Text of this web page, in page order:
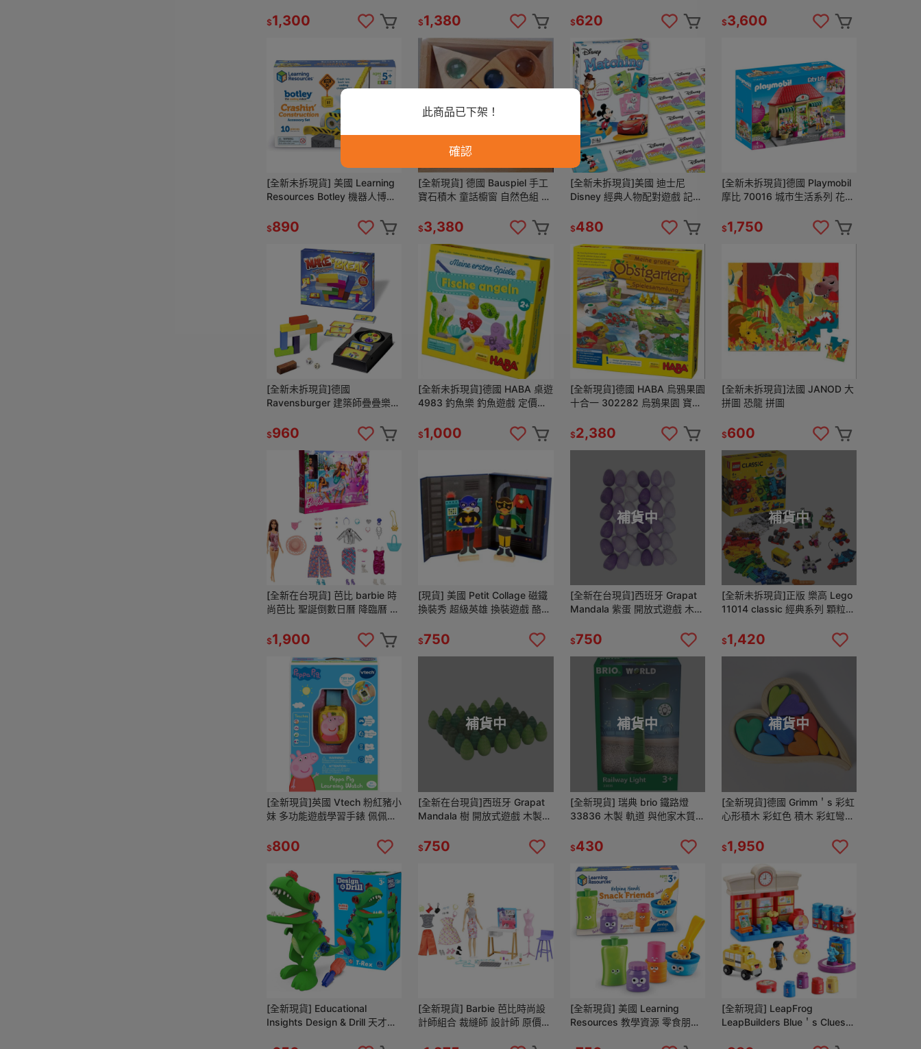
此商品已下架！
確認
降臨日曆
$1,300 $1,380 $620 $3,600
[全新未拆現貨] 美國 Learning
Resources Botley 機器人博特
$890
[全新現貨] 德國 Bauspiel 手工
寶石積木 童話櫥窗 自然色組 德
木製
$3,380
[全新未拆現貨]美國 迪士尼
Disney 經典人物配對遊戲 記憶
$480
[全新未拆現貨]德國 Playmobil
摩比 70016 城市生活系列 花店
$1,750
[全新未拆現貨]德國
Ravensburger 建築師疊疊樂
桌遊 極速拆建
$960
[全新未拆現貨]德國 HABA 桌遊
4983 釣魚樂 釣魚遊戲 定價
$1,000
[全新現貨]德國 HABA 烏鴉果園
十合一 302282 烏鴉果園 寶寶
$2,380
[全新未拆現貨]法國 JANOD 大
拼圖 恐龍 拼圖
$600
[全新在台現貨] 芭比 barbie 時
尚芭比 聖誕倒數日曆 降臨曆 聖
$1,900
[現貨] 美國 Petit Collage 磁鐵
換裝秀 超級英雄 換裝遊戲 酪梨
$750
補貨中
[全新在台現貨]西班牙 Grapat
Mandala 紫蛋 開放式遊戲 木製
$750
補貨中
[全新未拆現貨]正版 樂高 Lego
11014 classic 經典系列 顆粒與
$1,420
[全新現貨]英國 Vtech 粉紅豬小
妹 多功能遊戲學習手錶 佩佩豬
$800
補貨中
[全新在台現貨]西班牙 Grapat
Mandala 樹 開放式遊戲 木製積
$750
補貨中
[全新現貨] 瑞典 brio 鐵路燈
33836 木製 軌道 與他家木質軌
$430
補貨中
[全新現貨]德國 Grimm＇s 彩虹
心形積木 彩虹色 積木 彩虹彎板
製 心
$1,950
[全新現貨] Educational
Insights Design & Drill 天才工
[全新現貨] Barbie 芭比時尚設
計師組合 裁縫師 設計師 原價
[全新現貨] 美國 Learning
Resources 教學資源 零食朋友
[全新現貨] LeapFrog
LeapBuilders Blue＇s Clues